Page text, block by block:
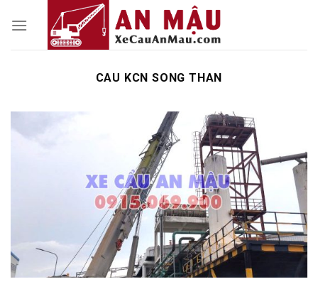
CAU KCN SONG THAN